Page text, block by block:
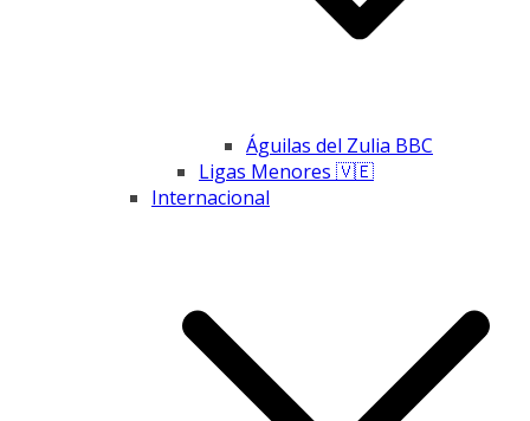
Águilas del Zulia BBC
Ligas Menores 🇻🇪
Internacional